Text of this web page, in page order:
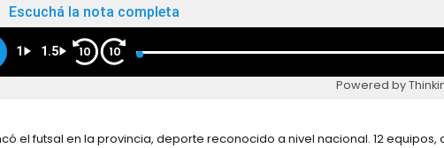
Escuchá la nota completa
1 1.5 10 10
Powered by
el futsal en la provincia, deporte reconocido a nivel nacional. 12 equipos,